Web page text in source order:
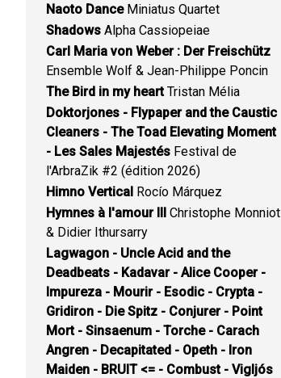
Naoto DanceMiniatus Quartet
Shadows Alpha Cassiopeiae
Carl Maria von Weber : Der Freischütz
Ensemble Wolf & Jean-Philippe Poncin
The Bird in my heartTristan Mélia
Doktorjones - Flypaper and the Caustic
Cleaners - The Toad Elevating Moment
- Les Sales Majestés Festival de
l'ArbraZik #2 (édition 2026)
Himno Vertical Rocío Márquez
Hymnes à l'amour III Christophe Monniot
& Didier Ithursarry
Lagwagon - Uncle Acid and the
Deadbeats - Kadavar - Alice Cooper -
Impureza - Mourir - Esodic - Crypta -
Gridiron - Die Spitz - Conjurer - Point
Mort - Sinsaenum - Torche - Carach
Angren - Decapitated - Opeth - Iron
Maiden - BRUIT <= - Combust - Vigljós